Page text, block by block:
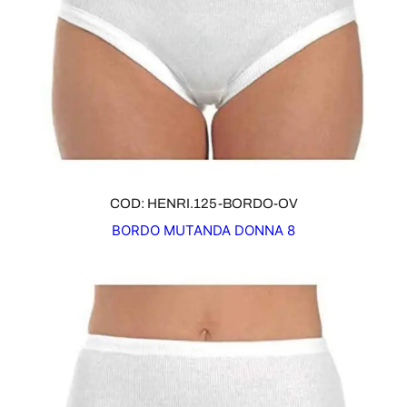
COD: HENRI.125-BORDO-OV
BORDO MUTANDA DONNA 8